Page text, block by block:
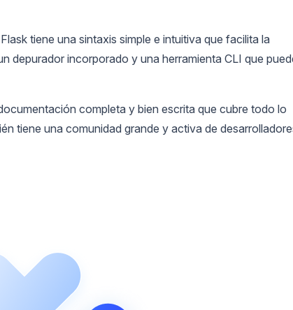
tiene una sintaxis simple e intuitiva que facilita la
depurador incorporado y una herramienta CLI que
completa y bien escrita que cubre todo lo
tiene una comunidad grande y activa de